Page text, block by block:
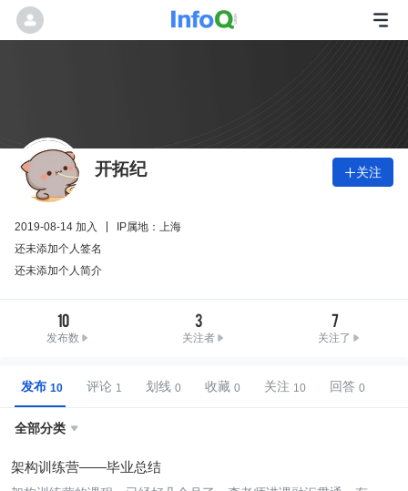
开拓纪 关注
2019-08-14 加入
IP属地：上海
还未添加个人签名
还未添加个人简介
10
发布数
3
关注者
7
关注了
发布 评论 划线 收藏 关注 回答
全部分类 
架构训练营——毕业总结